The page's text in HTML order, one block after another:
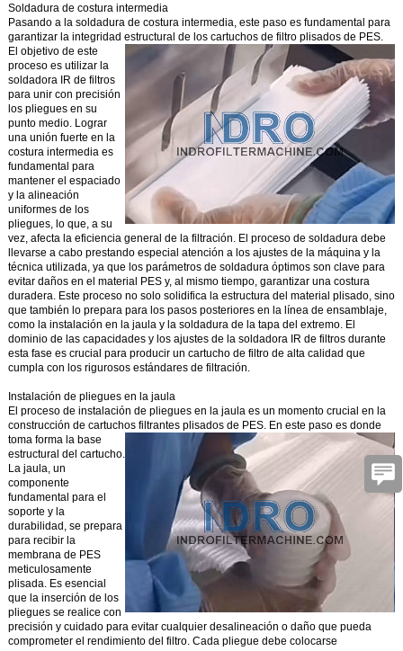
Soldadura de costura intermedia
Pasando a la soldadura de costura intermedia, este paso es fundamental para
garantizar la integridad estructural de los cartuchos de filtro plisados de PES.
El objetivo de este
proceso es utilizar la
soldadora IR de filtros
para unir con precisión
los pliegues en su
punto medio. Lograr
una unión fuerte en la
costura intermedia es
fundamental para
mantener el espaciado
y la alineación
uniformes de los
pliegues, lo que, a su
vez, afecta la eficiencia general de la filtración. El proceso de soldadura debe
llevarse a cabo prestando especial atención a los ajustes de la máquina y la
técnica utilizada, ya que los parámetros de soldadura óptimos son clave para
evitar daños en el material PES y, al mismo tiempo, garantizar una costura
duradera. Este proceso no solo solidifica la estructura del material plisado, sino
que también lo prepara para los pasos posteriores en la línea de ensamblaje,
como la instalación en la jaula y la soldadura de la tapa del extremo. El
dominio de las capacidades y los ajustes de la soldadora IR de filtros durante
esta fase es crucial para producir un cartucho de filtro de alta calidad que
cumpla con los rigurosos estándares de filtración.
Instalación de pliegues en la jaula
El proceso de instalación de pliegues en la jaula es un momento crucial en la
construcción de cartuchos filtrantes plisados de PES. En este paso es donde
toma forma la base
estructural del cartucho.
La jaula, un
componente
fundamental para el
soporte y la
durabilidad, se prepara
para recibir la
membrana de PES
meticulosamente
plisada. Es esencial
que la inserción de los
pliegues se realice con
precisión y cuidado para evitar cualquier desalineación o daño que pueda
comprometer el rendimiento del filtro. Cada pliegue debe colocarse